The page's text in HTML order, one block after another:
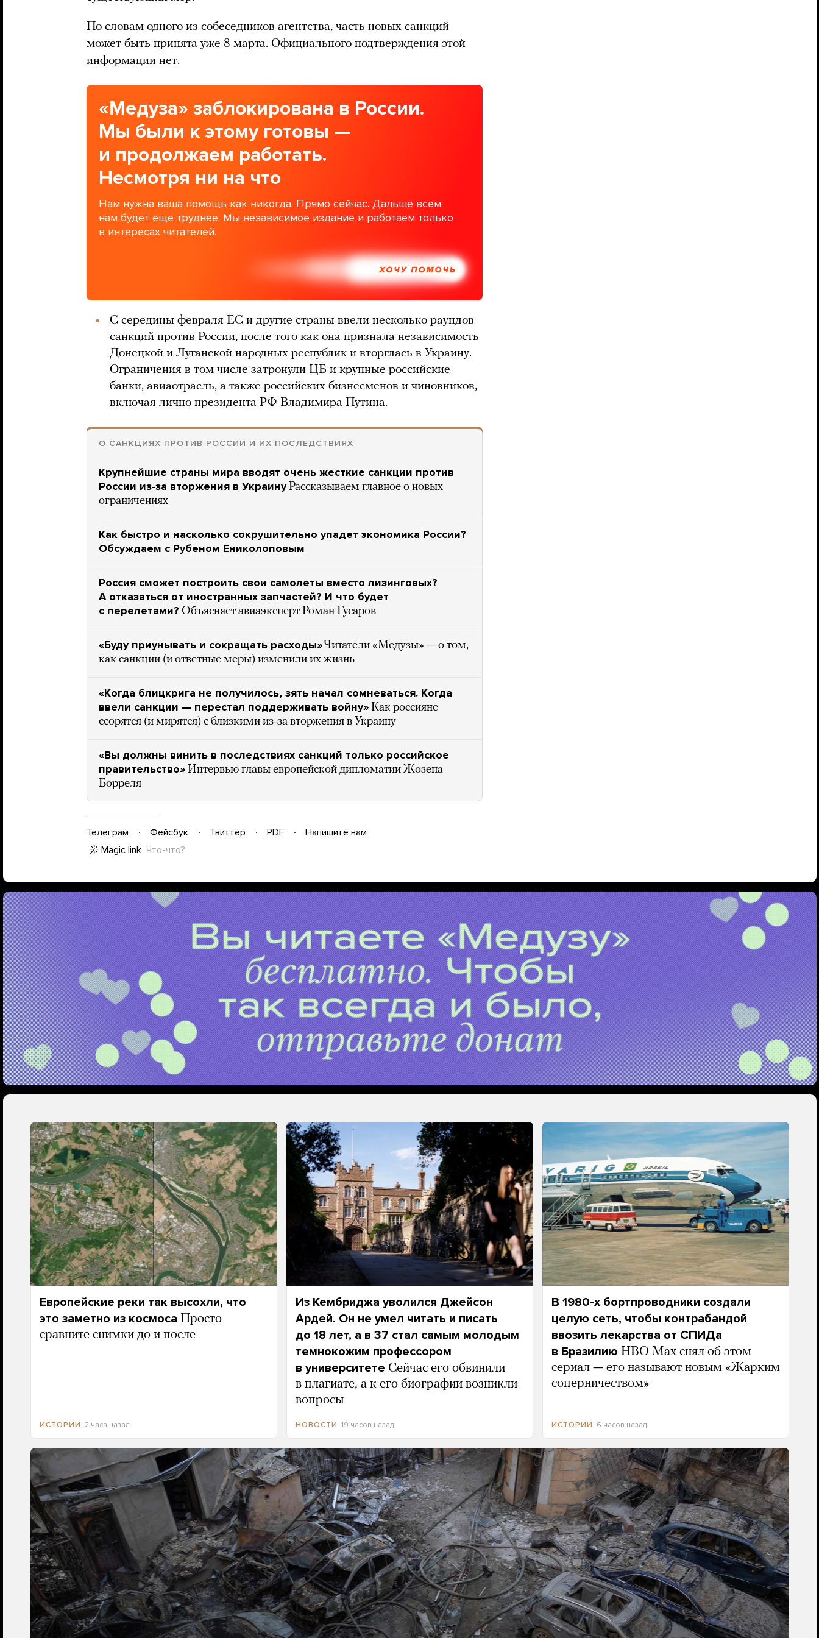
По словам одного из собеседников агентства, часть новых санкций
может быть принята уже 8 марта. Официального подтверждения этой
информации нет.
«Медуза» заблокирована в России.
Мы были к этому готовы —
и продолжаем работать.
Несмотря ни на что
Нам нужна ваша помощь как никогда. Прямо сейчас. Дальше всем
нам будет еще труднее. Мы независимое издание и работаем только
в интересах читателей.
ХОЧУ ПОМОЧЬ
С середины февраля ЕС и другие страны ввели несколько раундов
санкций против России, после того как она признала независимость
Донецкой и Луганской народных республик и вторглась в Украину.
Ограничения в том числе затронули ЦБ и крупные российские
банки, авиаотрасль, а также российских бизнесменов и чиновников,
включая лично президента РФ Владимира Путина.
О САНКЦИЯХ ПРОТИВ РОССИИ И ИХ ПОСЛЕДСТВИЯХ
Крупнейшие страны мира вводят очень жесткие санкции против
России из-за вторжения в Украину Рассказываем главное о новых
ограничениях
Как быстро и насколько сокрушительно упадет экономика России?
Обсуждаем с Рубеном Ениколоповым
Россия сможет построить свои самолеты вместо лизинговых?
А отказаться от иностранных запчастей? И что будет
с перелетами? Объясняет авиаэксперт Роман Гусаров
«Буду приунывать и сокращать расходы»Читатели «Медузы» — о том,
как санкции (и ответные меры) изменили их жизнь
«Когда блицкрига не получилось, зять начал сомневаться. Когда
ввели санкции — перестал поддерживать войну» Как россияне
ссорятся (и мирятся) с близкими из-за вторжения в Украину
«Вы должны винить в последствиях санкций только российское
правительство» Интервью главы европейской дипломатии Жозепа
Борреля
Телеграм Фейсбук Твиттер PDF
Напишите нам
Magic link Что-что?
Европейские реки так высохли, что
это заметно из космоса Просто
сравните снимки до и после
ИСТОРИИ 2 часа назад
Из Кембриджа уволился Джейсон
Ардей. Он не умел читать и писать
до 18 лет, а в 37 стал самым молодым
темнокожим профессором
в университете Сейчас его обвинили
в плагиате, а к его биографии возникли
вопросы
НОВОСТИ 19 часов назад
В 1980-х бортпроводники создали
целую сеть, чтобы контрабандой
ввозить лекарства от СПИДа
в Бразилию HBO Max снял об этом
сериал — его называют новым «Жарким
соперничеством»
ИСТОРИИ 6 часов назад